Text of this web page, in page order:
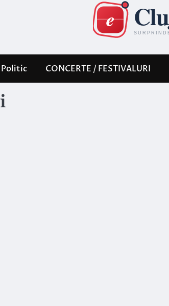
Politic CONCERTE / FESTIVALURI